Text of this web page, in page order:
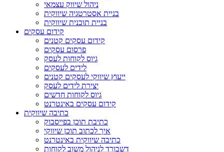
ניהול שיווק עצמאי
בניית אסטרטגיה שיווקית
בניית תוכנית שיווקית
קידום עסקים
קידום עסקים קטנים
פרסום עסקים
גיוס לקוחות לעסק
לידים לעסקים
ייעוץ שיווקי לעסקים קטנים
יצירת לידים לעסק
גיוס לקוחות חדשים
קידום עסקים באינטרנט
כתיבה שיווקית
כתיבת תוכן בפייסבוק
איך לכתוב תוכן שיווקי
כתיבה שיווקית באינטרנט
דשבורד לניהול משוב לקוחות